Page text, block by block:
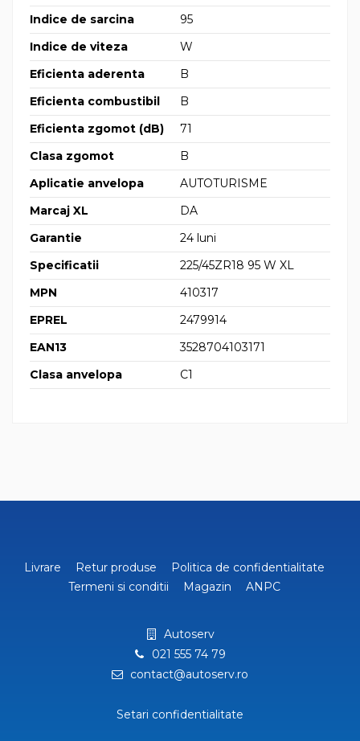
Indice de sarcina
95
Indice de viteza
W
Eficienta aderenta
B
Eficienta combustibil
B
Eficienta zgomot (dB)
71
Clasa zgomot
B
Aplicatie anvelopa
AUTOTURISME
Marcaj XL
DA
Garantie
24 luni
Specificatii
225/45ZR18 95 W XL
MPN
410317
EPREL
2479914
EAN13
3528704103171
Clasa anvelopa
C1
Livrare Retur produse
Politica de confidentialitate
Termeni si conditii
Magazin ANPC
Autoserv
021 555 74 79
contact@autoserv.ro
Setari confidentialitate